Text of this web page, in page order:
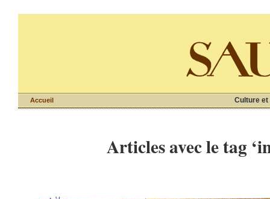
Culture et
Accueil
Articles avec le tag